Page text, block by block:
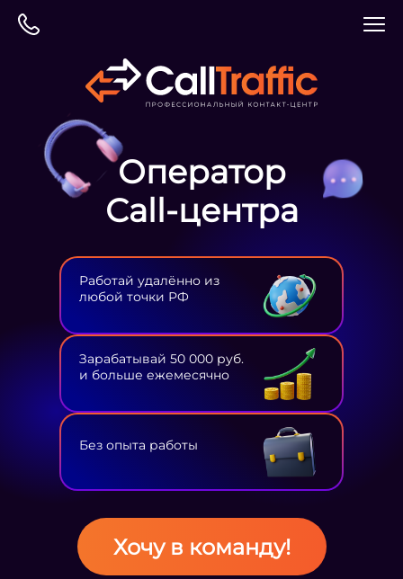
Оператор
Сall-центра
Работай удалённо из
любой точки РФ
Зарабатывай 50 000 руб.
и больше ежемесячно
Без опыта работы
Хочу в команду!